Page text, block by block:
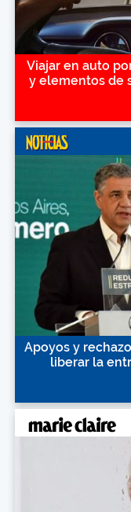
Viajar en auto
y elementos de
Apoyos y
liberar la